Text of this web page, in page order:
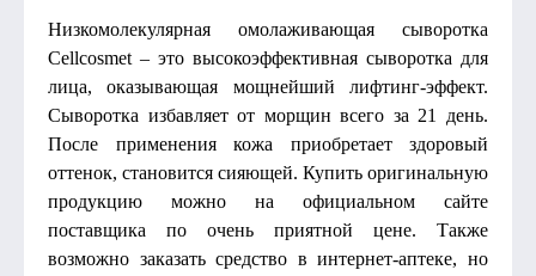
Низкомолекулярная омолаживающая сыворотка
Cellcosmet – это высокоэффективная сыворотка для
лица, оказывающая мощнейший лифтинг-эффект.
Сыворотка избавляет от морщин всего за 21 день.
После применения кожа приобретает здоровый
оттенок, становится сияющей. Купить оригинальную
продукцию можно на официальном сайте
поставщика по очень приятной цене. Также
возможно заказать средство в интернет-аптеке, но